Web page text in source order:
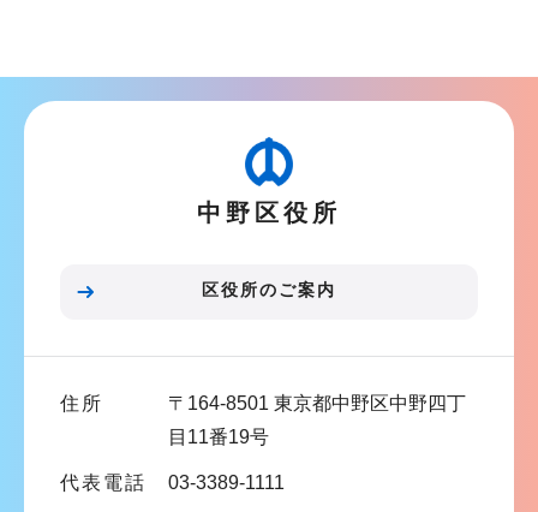
ゲ
ま
中野区役所
区役所のご案内
住所
〒164-8501 東京都中野区中野四丁
目11番19号
代表電話 03-3389-1111